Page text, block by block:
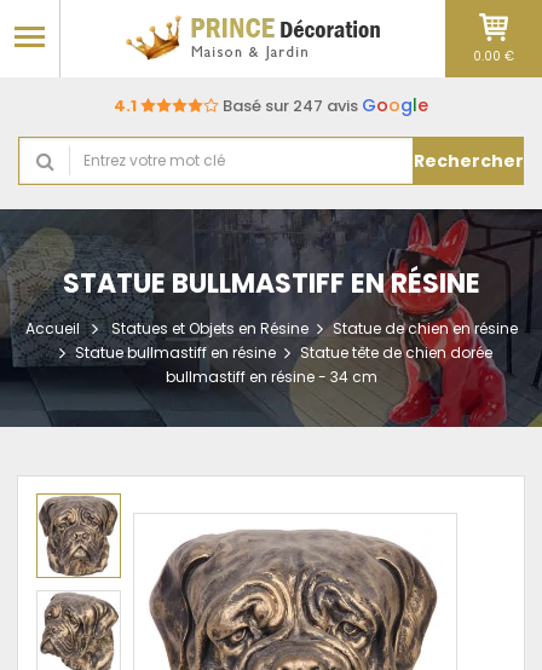
4.1 Basé sur 247 avis Google
Rechercher
0.00 €
STATUE BULLMASTIFF EN RÉSINE
Accueil Statues et Objets en Résine
Statue de chien en résine
Statue bullmastiff en résine
Statue tête de chien dorée
bullmastiff en résine - 34 cm